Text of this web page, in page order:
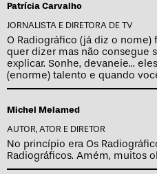
Patrícia Carvalho
JORNALISTA E DIRETORA DE TV
O Radiográfico (já diz o
quer dizer mas não consegue
explicar. Sonhe, devaneie...
(enorme) talento e quando
Michel Melamed
AUTOR, ATOR E DIRETOR
No princípio era Os
Radiográficos. Amém, muitos